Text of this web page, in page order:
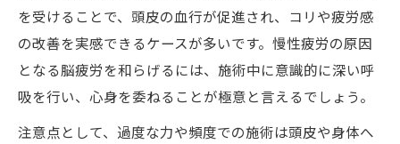
慢性疲労が気になる方へ贈るヘッドスパの効果
ヘッドスパで慢性疲労を根本からケアする
方法
リラックスを重視した慢性疲労対策ヘッド
スパ
を受けることで、頭皮の血行が促進され、コリや疲労感
の改善を実感できるケースが多いです。慢性疲労の原因
となる脳疲労を和らげるには、施術中に意識的に深い呼
吸を行い、心身を委ねることが極意と言えるでしょう。
注意点として、過度な力や頻度での施術は頭皮や身体へ